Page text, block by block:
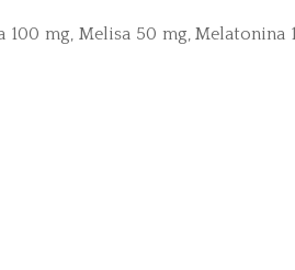
mg, Melisa 50 mg, Melatonina